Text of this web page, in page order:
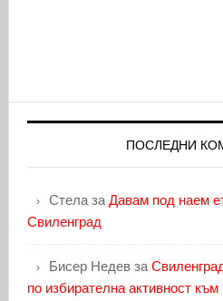
ПОСЛЕДНИ
Стелаза Давам под наем
Свиленград
Бисер Недевза
по избирателна активност към